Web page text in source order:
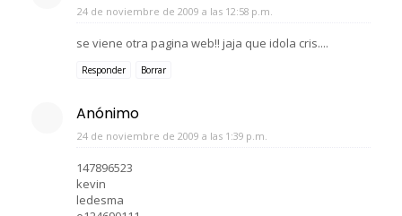
24 de noviembre de 2009 a las 12:58 p.m.
se viene otra pagina web!! jaja que idola cris....
Responder Borrar
Anónimo
24 de noviembre de 2009 a las 1:39 p.m.
147896523
kevin
ledesma